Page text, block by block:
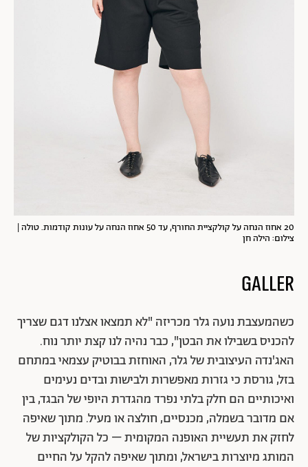
20 אחוז הנחה על קולקציית החורף, עד 50 אחוז הנחה על עונות קודמות. טולה |
צילום: הילה חן
Galler
כשהמעצבת נועה גלר מכריזה "לא תמצאו אצלנו דגם שצריך
להכניס בשבילו את הבטן", כבר נהיה לנו קצת יותר נוח.
האג'נדה העיצובית של גלר, האוחזת בבוטיק עצמאי במתחם
בזל, גורסת כי גזרות מאפשרות ולבישות ובדים נעימים
ואיכותיים הם חלק בלתי נפרד מהגדרת היופי של הבגד, בין
אם מדובר בשמלה, מכנסיים, חולצה או מעיל. מתוך שאיפה
לחזק את תעשיית האופנה המקומית – כל הקולקציות של
המותג מיוצרות בישראל, ומתוך שאיפה להקל על החיים